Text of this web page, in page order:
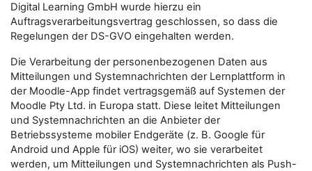
Digital Learning GmbH wurde hierzu ein
Auftragsverarbeitungsvertrag geschlossen, so dass die
Regelungen der DS-GVO eingehalten werden.
Die Verarbeitung der personenbezogenen Daten aus
Mitteilungen und Systemnachrichten der Lernplattform in
der Moodle-App findet vertragsgemäß auf Systemen der
Moodle Pty Ltd. in Europa statt. Diese leitet Mitteilungen
und Systemnachrichten an die Anbieter der
Betriebssysteme mobiler Endgeräte (z. B. Google für
Android und Apple für iOS) weiter, wo sie verarbeitet
werden, um Mitteilungen und Systemnachrichten als Push-